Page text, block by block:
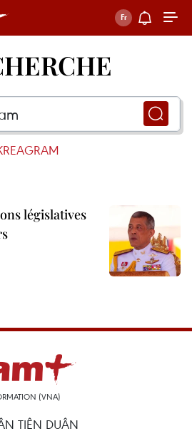
législatives
(VNA)
TIÊN DUÂN